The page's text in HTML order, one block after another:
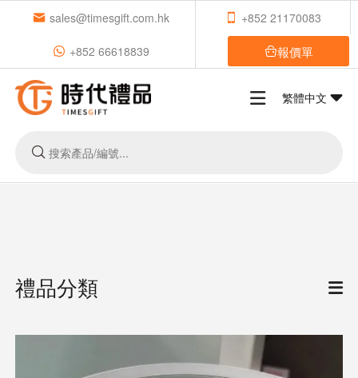
sales@timesgift.com.hk +852 21170083
+852 66618839 報價單
繁體中文
禮品分類